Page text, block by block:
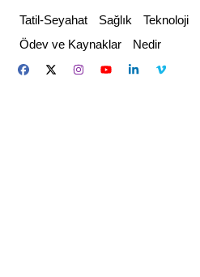
content
Tatil-Seyahat Sağlık Teknoloji
Ödev ve Kaynaklar
Nedir